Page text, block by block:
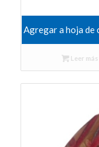
Agregar a hoja de
Leer más